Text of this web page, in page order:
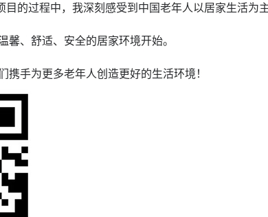
目的过程中，我深刻感受到中国老年人以居家生活为
、舒适、安全的居家环境开始。
手为更多老年人创造更好的生活环境！